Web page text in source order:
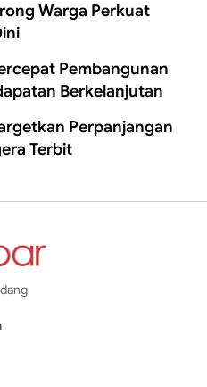
Warga Perkuat
Pembangunan
Berkelanjutan
Perpanjangan
Terbit